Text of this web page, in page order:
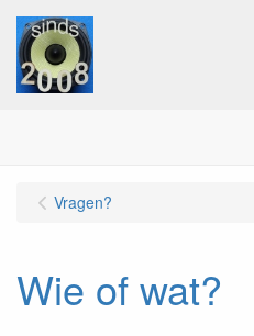
Vragen?
Wie of wat?